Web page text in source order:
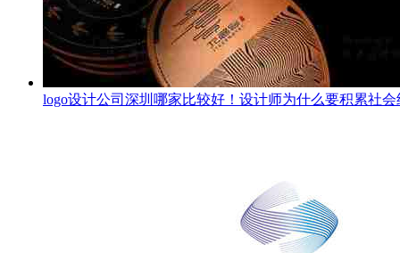
logo设计公司深圳哪家比较好！设计师为什么要积累社会